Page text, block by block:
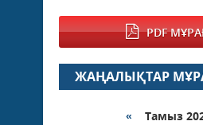
PDF
ЖАҢАЛЫҚТАР
« Тамыз